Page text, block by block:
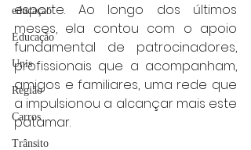
educaçao
Educação
Unis
Região
Carros
Trânsito
esporte. Ao longo dos últimos
meses, ela contou com o apoio
fundamental de patrocinadores,
profissionais que a acompanham,
amigos e familiares, uma rede que
a impulsionou a alcançar mais este
patamar.